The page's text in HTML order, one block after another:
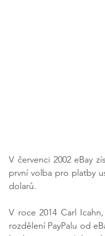
V červenci 2002 eBay
první volba pro platby
dolarů.
V roce 2014 Carl
rozdělení PayPalu od